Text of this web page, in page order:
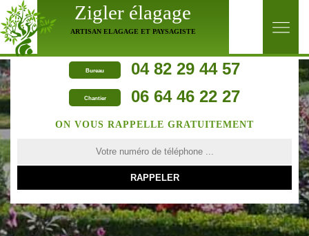
Zigler élagage
ARTISAN ELAGAGE ET PAYSAGISTE
Bureau 04 82 29 44 57
Chantier 06 64 46 22 27
ON VOUS RAPPELLE GRATUITEMENT